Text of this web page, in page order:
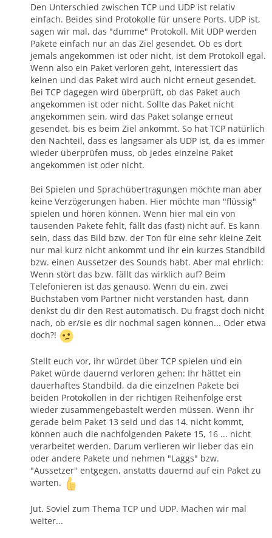
Den Unterschied zwischen TCP und UDP ist relativ
einfach. Beides sind Protokolle für unsere Ports. UDP ist,
sagen wir mal, das "dumme" Protokoll. Mit UDP werden
Pakete einfach nur an das Ziel gesendet. Ob es dort
jemals angekommen ist oder nicht, ist dem Protokoll egal.
Wenn also ein Paket verloren geht, interessiert das
keinen und das Paket wird auch nicht erneut gesendet.
Bei TCP dagegen wird überprüft, ob das Paket auch
angekommen ist oder nicht. Sollte das Paket nicht
angekommen sein, wird das Paket solange erneut
gesendet, bis es beim Ziel ankommt. So hat TCP natürlich
den Nachteil, dass es langsamer als UDP ist, da es immer
wieder überprüfen muss, ob jedes einzelne Paket
angekommen ist oder nicht.
Bei Spielen und Sprachübertragungen möchte man aber
keine Verzögerungen haben. Hier möchte man "flüssig"
spielen und hören können. Wenn hier mal ein von
tausenden Pakete fehlt, fällt das (fast) nicht auf. Es kann
sein, dass das Bild bzw. der Ton für eine sehr kleine Zeit
nur mal kurz nicht ankommt und ihr ein kurzes Standbild
bzw. einen Aussetzer des Sounds habt. Aber mal ehrlich:
Wenn stört das bzw. fällt das wirklich auf? Beim
Telefonieren ist das genauso. Wenn du ein, zwei
Buchstaben vom Partner nicht verstanden hast, dann
denkst du dir den Rest automatisch. Du fragst doch nicht
nach, ob er/sie es dir nochmal sagen können... Oder etwa
doch?!
Stellt euch vor, ihr würdet über TCP spielen und ein
Paket würde dauernd verloren gehen: Ihr hättet ein
dauerhaftes Standbild, da die einzelnen Pakete bei
beiden Protokollen in der richtigen Reihenfolge erst
wieder zusammengebastelt werden müssen. Wenn ihr
gerade beim Paket 13 seid und das 14. nicht kommt,
können auch die nachfolgenden Pakete 15, 16 ... nicht
verarbeitet werden. Darum verlieren wir lieber das ein
oder andere Pakete und nehmen "Laggs" bzw.
"Aussetzer" entgegen, anstatts dauernd auf ein Paket zu
warten.
Jut. Soviel zum Thema TCP und UDP. Machen wir mal
weiter...